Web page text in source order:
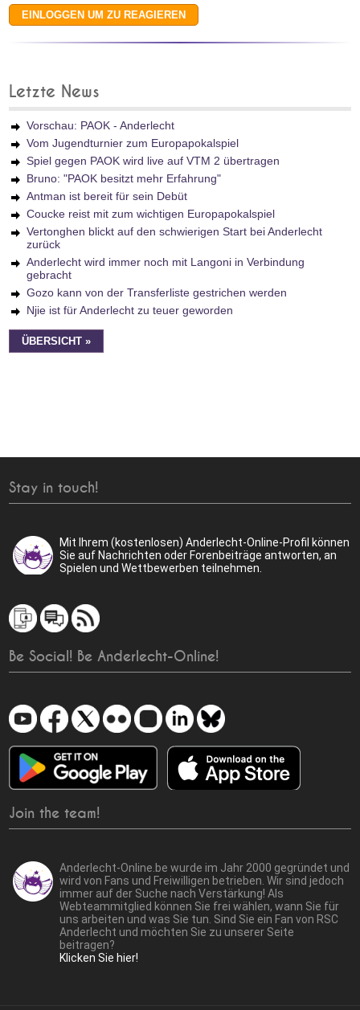
Letzte News
Vorschau: PAOK - Anderlecht
Vom Jugendturnier zum Europapokalspiel
Spiel gegen PAOK wird live auf VTM 2 übertragen
Bruno: "PAOK besitzt mehr Erfahrung"
Antman ist bereit für sein Debüt
Coucke reist mit zum wichtigen Europapokalspiel
Vertonghen blickt auf den schwierigen Start bei Anderlecht
zurück
Anderlecht wird immer noch mit Langoni in Verbindung
gebracht
Gozo kann von der Transferliste gestrichen werden
Njie ist für Anderlecht zu teuer geworden
ÜBERSICHT »
Stay in touch!
Mit Ihrem (kostenlosen) Anderlecht-Online-Profil können
Sie auf Nachrichten oder Forenbeiträge antworten, an
Spielen und Wettbewerben teilnehmen.
Be Social! Be Anderlecht-Online!
Join the team!
Anderlecht-Online.be wurde im Jahr 2000 gegründet und
wird von Fans und Freiwilligen betrieben. Wir sind jedoch
immer auf der Suche nach Verstärkung! Als
Webteammitglied können Sie frei wählen, wann Sie für
uns arbeiten und was Sie tun. Sind Sie ein Fan von RSC
Anderlecht und möchten Sie zu unserer Seite
beitragen?
Klicken Sie hier!